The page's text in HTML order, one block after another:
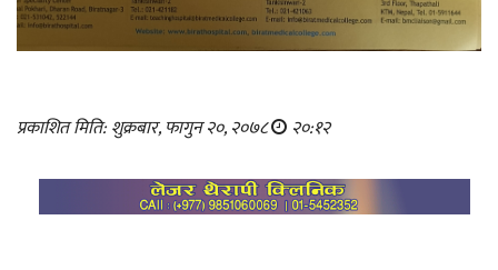
प्रकाशित मिति: शुक्रबार, फागुन २०, २०७८ २०:१२